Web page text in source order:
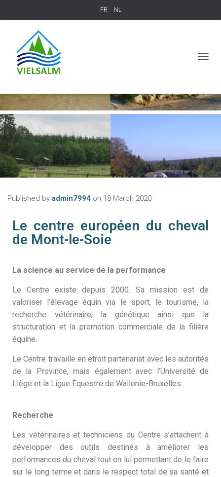
FR NL
G
L
E
G
A
T
Published by admin7994 on 18 March 2020
Le centre européen du cheval
de Mont-le-Soie
La science au service de la performance
Le Centre existe depuis 2000. Sa mission est de
valoriser l’élevage équin via le sport, le tourisme, la
recherche vétérinaire, la génétique ainsi que la
structuration et la promotion commerciale de la filière
équine.
Le Centre travaille en étroit partenariat avec les autorités
de la Province, mais également avec l’Université de
Liège et la Ligue Équestre de Wallonie-Bruxelles.
Recherche
Les vétérinaires et techniciens du Centre s’attachent à
développer des outils destinés à améliorer les
performances du cheval tout en lui permettant de le faire
sur le long terme et dans le respect total de sa santé et